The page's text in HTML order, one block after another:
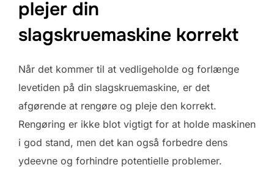
plejer din
slagskruemaskine korrekt
Når det kommer til at vedligeholde og forlænge
levetiden på din slagskruemaskine, er det
afgørende at rengøre og pleje den korrekt.
Rengøring er ikke blot vigtigt for at holde maskinen
i god stand, men det kan også forbedre dens
ydeevne og forhindre potentielle problemer.